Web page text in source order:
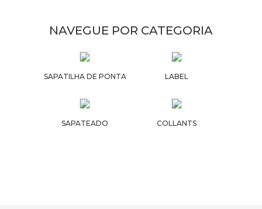
NAVEGUE POR CATEGORIA
SAPATILHA DE PONTA LABEL
SAPATEADO COLLANTS